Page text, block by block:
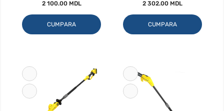
2 100.00 MDL
CUMPARA
2 302.00 MDL
CUMPARA